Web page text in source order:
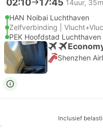
14uur, 35m
HAN Noibai Luchthaven
Zelfverbinding |
PEK Hoofdstad Luchthaven
Shenzhen
Inclusief